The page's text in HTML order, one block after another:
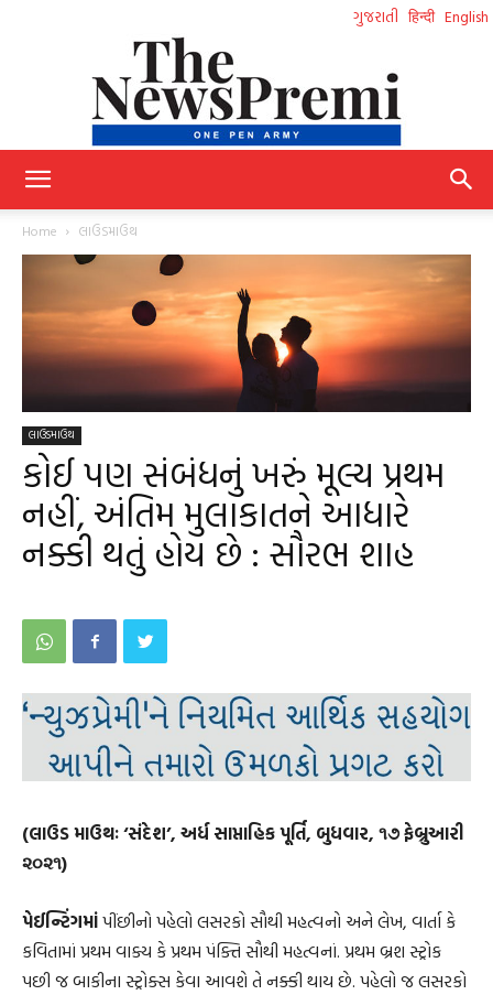
ગુજરાતી हिन्दी English
Gujarati
Home લાઉડમાઉથ
લાઉડમાઉથ
કોઈ પણ સંબંધનું ખરું મૂલ્ય પ્રથમ
નહીં, અંતિમ મુલાકાતને આધારે
નક્કી થતું હોય છે : સૌરભ શાહ
(લાઉડ માઉથઃ ‘સંદેશ’, અર્ધ સાપ્તાહિક પૂર્તિ, બુધવાર, ૧૭ ફેબ્રુઆરી
૨૦૨૧)
પેઈન્ટિંગમાંપીંછીનો પહેલો લસરકો સૌથી મહત્વનો અને લેખ, વાર્તા કે
કવિતામાં પ્રથમ વાક્ય કે પ્રથમ પંક્તિ સૌથી મહત્વનાં. પ્રથમ બ્રશ સ્ટ્રોક
પછી જ બાકીના સ્ટ્રોક્સ કેવા આવશે તે નક્કી થાય છે. પહેલો જ લસરકો